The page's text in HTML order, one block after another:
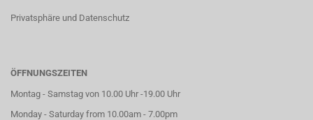
Privatsphäre und Datenschutz
ÖFFNUNGSZEITEN
Montag - Samstag von 10.00 Uhr -19.00 Uhr
Monday - Saturday from 10.00am - 7.00pm